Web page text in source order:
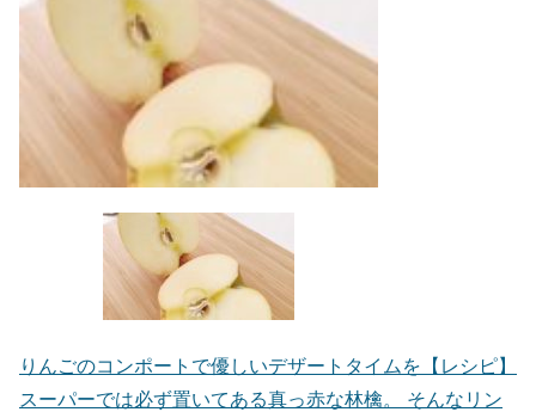
りんごのコンポートで優しいデザートタイムを【レシピ】
スーパーでは必ず置いてある真っ赤な林檎。 そんなリン